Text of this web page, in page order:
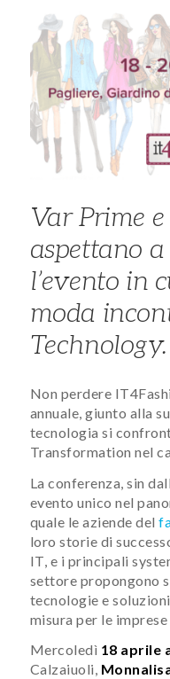
Var Prime
aspettano
l’evento in
moda
Technology.
Non perdere
annuale, giunto alla
tecnologia si
Transformation nel
La conferenza, sin
evento unico nel
quale le aziende del
loro storie di
IT, e i principali
settore propongono
tecnologie e
misura per le
Mercoledì 18 aprile
Calzaiuoli,